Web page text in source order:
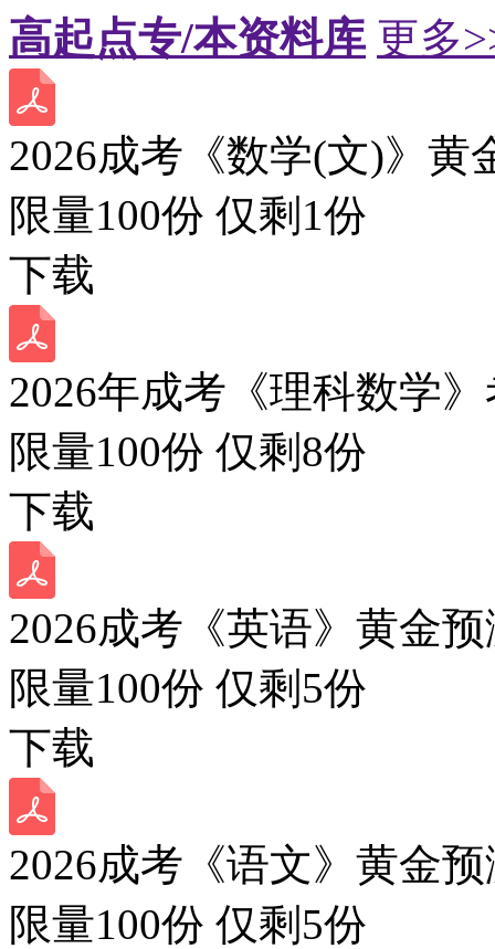
高起点专/本资料库 更多
2026成考《数学(文)》黄
限量100份 仅剩 1份
下载
2026年成考《理科数学
限量100份 仅剩 8份
下载
2026成考《英语》黄金
限量100份 仅剩 5份
下载
2026成考《语文》黄金
限量100份 仅剩 5份